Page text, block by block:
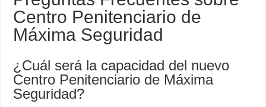
Centro Penitenciario de
Máxima Seguridad
¿Cuál será la capacidad del nuevo
Centro Penitenciario de Máxima
Seguridad?